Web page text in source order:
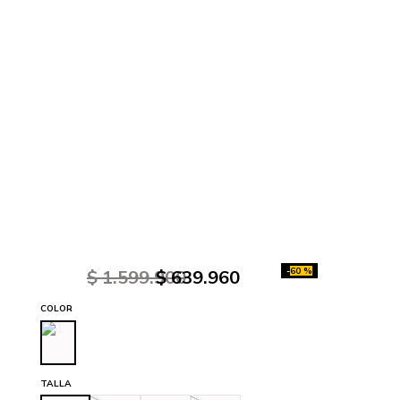
$ 1.599.900
$ 639.960 -60 %
TALLA
COLOR